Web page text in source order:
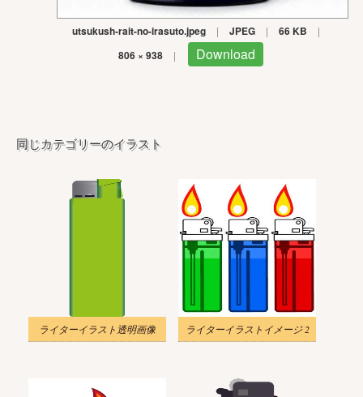
utsukush-rait-no-irasuto.jpeg | JPEG | 66 KB |
806 × 938 | Download
同じカテゴリーのイラスト
ライターイラスト透明画像 ライターイラストイメージ 2